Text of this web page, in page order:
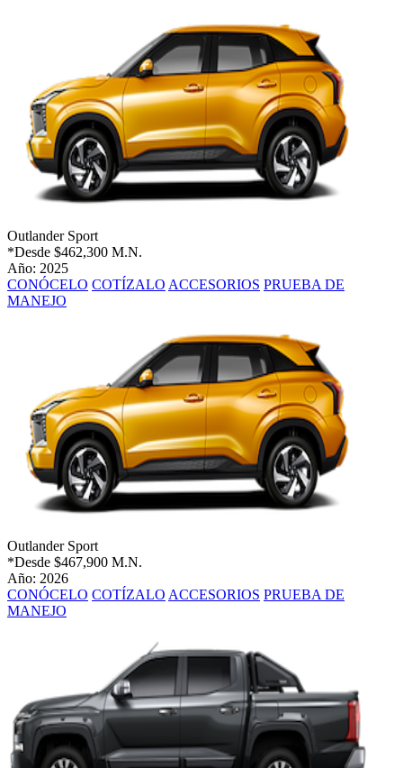
Outlander Sport
*Desde $462,300 M.N.
Año: 2025
CONÓCELO COTÍZALO ACCESORIOS PRUEBA DE
MANEJO
Outlander Sport
*Desde $467,900 M.N.
Año: 2026
CONÓCELO COTÍZALO ACCESORIOS PRUEBA DE
MANEJO